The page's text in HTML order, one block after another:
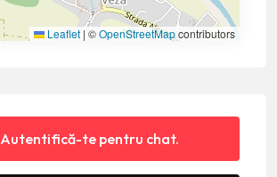
Leaflet | ©OpenStreetMapcontributors
Autentifică-te pentru chat.